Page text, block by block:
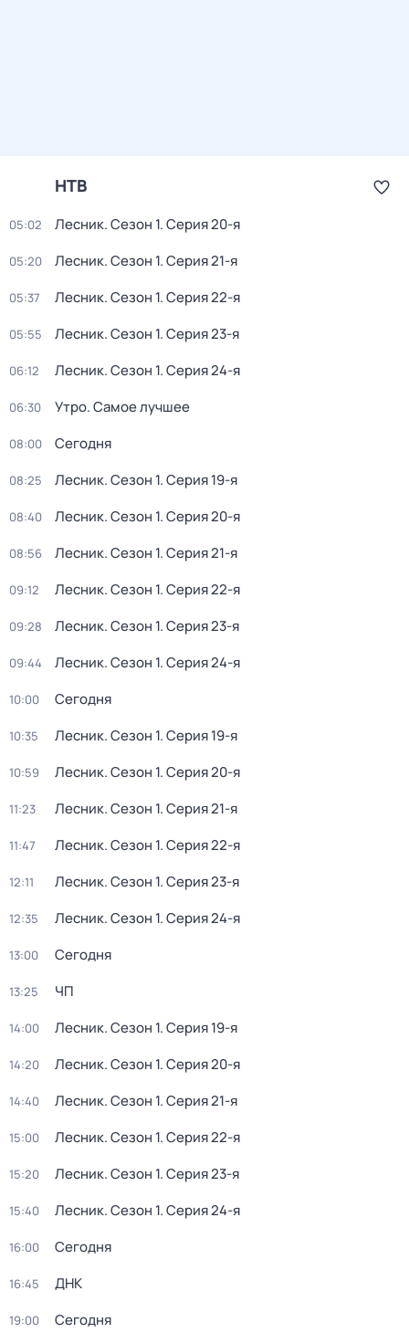
НТВ
05:02 Лесник. Сезон 1. Серия 20-я
05:20 Лесник. Сезон 1. Серия 21-я
05:37 Лесник. Сезон 1. Серия 22-я
05:55 Лесник. Сезон 1. Серия 23-я
06:12 Лесник. Сезон 1. Серия 24-я
06:30 Утро. Самое лучшее
08:00 Сегодня
08:25 Лесник. Сезон 1. Серия 19-я
08:40 Лесник. Сезон 1. Серия 20-я
08:56 Лесник. Сезон 1. Серия 21-я
09:12 Лесник. Сезон 1. Серия 22-я
09:28 Лесник. Сезон 1. Серия 23-я
09:44 Лесник. Сезон 1. Серия 24-я
10:00 Сегодня
10:35 Лесник. Сезон 1. Серия 19-я
10:59 Лесник. Сезон 1. Серия 20-я
11:23 Лесник. Сезон 1. Серия 21-я
11:47 Лесник. Сезон 1. Серия 22-я
12:11 Лесник. Сезон 1. Серия 23-я
12:35 Лесник. Сезон 1. Серия 24-я
13:00 Сегодня
13:25 ЧП
14:00 Лесник. Сезон 1. Серия 19-я
14:20 Лесник. Сезон 1. Серия 20-я
14:40 Лесник. Сезон 1. Серия 21-я
15:00 Лесник. Сезон 1. Серия 22-я
15:20 Лесник. Сезон 1. Серия 23-я
15:40 Лесник. Сезон 1. Серия 24-я
16:00 Сегодня
16:45 ДНК
19:00 Сегодня